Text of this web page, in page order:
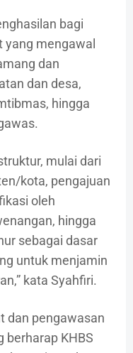
bagi
mengawal
dan
dan desa,
hingga
mulai dari
kota, pengajuan
oleh
hingga
sebagai dasar
untuk menjamin
kata Syahfiri.
dan pengawasan
berharap KHBS